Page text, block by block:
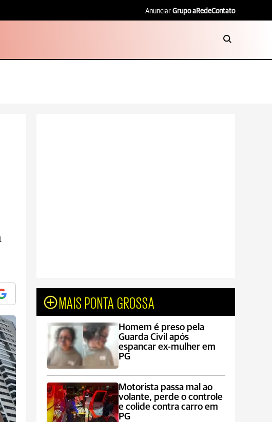
Anunciar Grupo aRedeContato
MAIS PONTA GROSSA
Homem é preso pela
Guarda Civil após
espancar ex-mulher em
PG
Motorista passa mal ao
volante, perde o controle
e colide contra carro em
PG